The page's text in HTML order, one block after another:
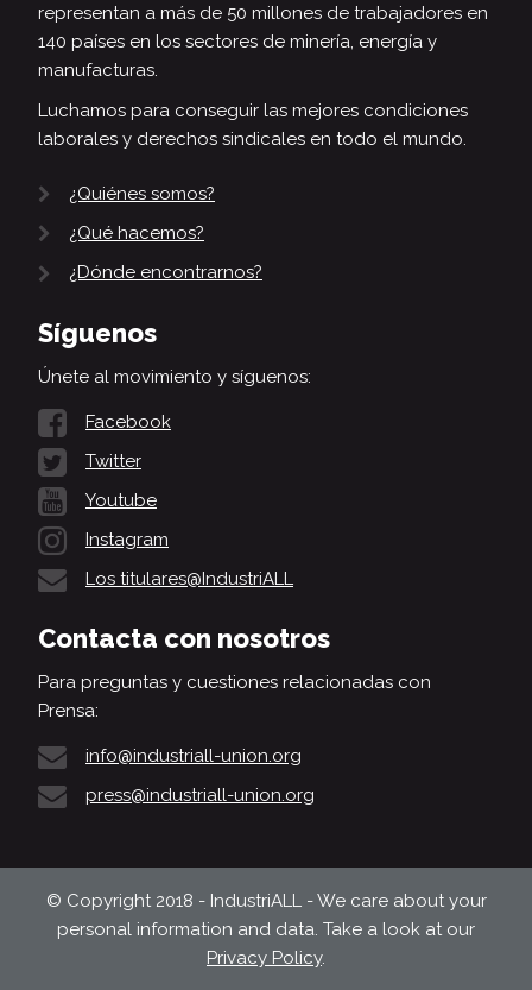
representan a más de 50 millones de trabajadores en
140 países en los sectores de minería, energía y
manufacturas.
Luchamos para conseguir las mejores condiciones
laborales y derechos sindicales en todo el mundo.
¿Quiénes somos?
¿Qué hacemos?
¿Dónde encontrarnos?
Síguenos
Únete al movimiento y síguenos:
Facebook
Twitter
Youtube
Instagram
Los titulares@IndustriALL
Contacta con nosotros
Para preguntas y cuestiones relacionadas con
Prensa:
info@industriall-union.org
press@industriall-union.org
© Copyright 2018 - IndustriALL - We care about your
personal information and data. Take a look at our
Privacy Policy.